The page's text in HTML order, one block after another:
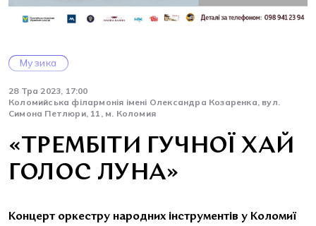
Музика
28 Тра 2023, 17:00
Коломийська філармонія імені Олександра Козаренка, вул.
Симона Петлюри, 11, м. Коломия
«ТРЕМБІТИ ГУЧНОЇ ХАЙ
ГОЛОС ЛУНА»
Концерт оркестру народних інструментів у Коломиї